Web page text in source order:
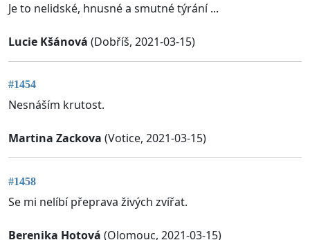
Je to nelidské, hnusné a smutné týrání ...
Lucie Kšánová (Dobříš, 2021-03-15)
#1454
Nesnáším krutost.
Martina Zackova (Votice, 2021-03-15)
#1458
Se mi nelíbí přeprava živých zvířat.
Berenika Hotová (Olomouc, 2021-03-15)